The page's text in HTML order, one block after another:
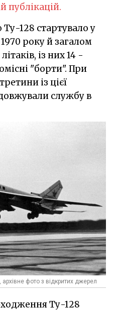
публікацій.
128 стартувало у
року й загалом
із них 14 -
"борти". При
із цієї
службу в
фото з відкритих джерел
Ту-128